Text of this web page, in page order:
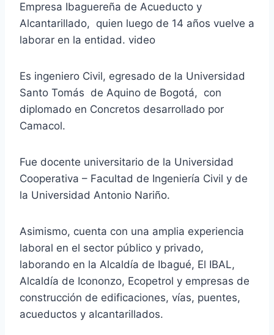
Empresa Ibaguereña de Acueducto y
Alcantarillado, quien luego de 14 años vuelve a
laborar en la entidad. video
Es ingeniero Civil, egresado de la Universidad
Santo Tomás de Aquino de Bogotá, con
diplomado en Concretos desarrollado por
Camacol.
Fue docente universitario de la Universidad
Cooperativa – Facultad de Ingeniería Civil y de
la Universidad Antonio Nariño.
Asimismo, cuenta con una amplia experiencia
laboral en el sector público y privado,
laborando en la Alcaldía de Ibagué, El IBAL,
Alcaldía de Icononzo, Ecopetrol y empresas de
construcción de edificaciones, vías, puentes,
acueductos y alcantarillados.